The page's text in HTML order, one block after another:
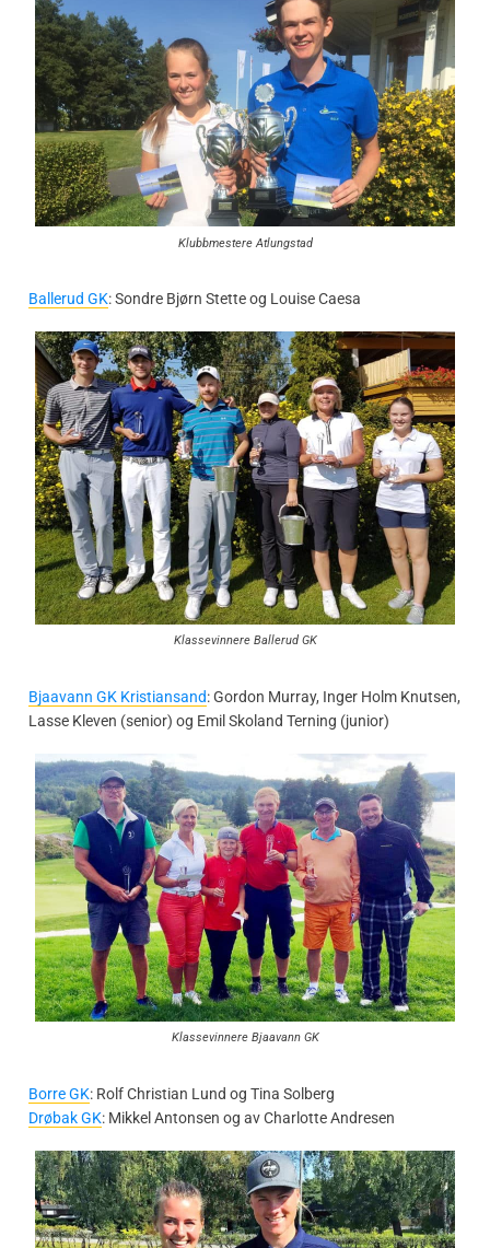
Klubbmestere Atlungstad
Ballerud GK: Sondre Bjørn Stette og Louise Caesa
Klassevinnere Ballerud GK
Bjaavann GK Kristiansand: Gordon Murray, Inger Holm Knutsen,
Lasse Kleven (senior) og Emil Skoland Terning (junior)
Klassevinnere Bjaavann GK
Borre GK: Rolf Christian Lund og Tina Solberg
Drøbak GK: Mikkel Antonsen og av Charlotte Andresen